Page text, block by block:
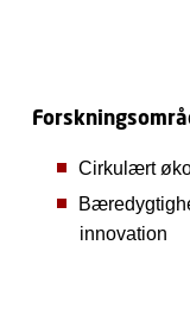
Cirkulært
innovation